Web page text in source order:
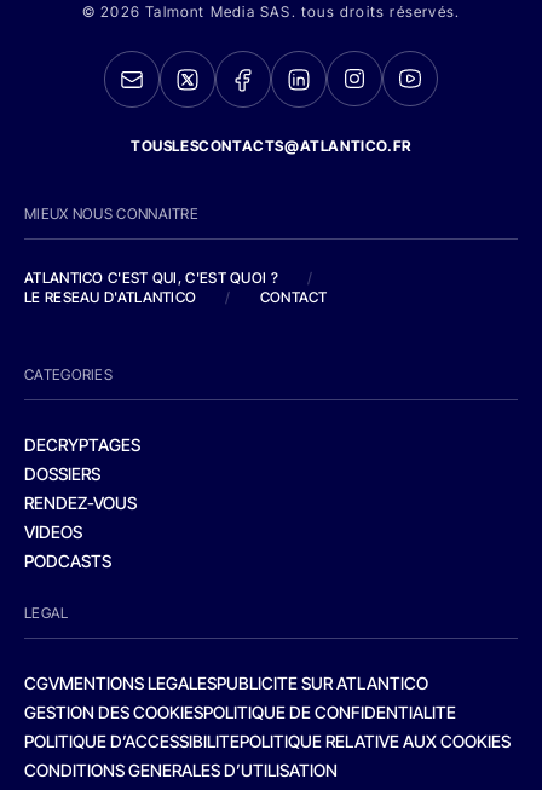
© 2026 Talmont Media SAS. tous droits réservés.
TOUSLESCONTACTS@ATLANTICO.FR
MIEUX NOUS CONNAITRE
ATLANTICO C'EST QUI, C'EST QUOI ?
/
LE RESEAU D'ATLANTICO
/ CONTACT
CATEGORIES
DECRYPTAGES
DOSSIERS
RENDEZ-VOUS
VIDEOS
PODCASTS
LEGAL
CGVMENTIONS LEGALESPUBLICITE SUR ATLANTICO
GESTION DES COOKIESPOLITIQUE DE CONFIDENTIALITE
POLITIQUE D’ACCESSIBILITEPOLITIQUE RELATIVE AUX COOKIES
CONDITIONS GENERALES D’UTILISATION